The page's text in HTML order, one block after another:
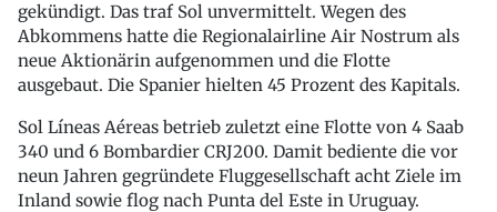
gekündigt. Das traf Sol unvermittelt. Wegen des
Abkommens hatte die Regionalairline Air Nostrum als
neue Aktionärin aufgenommen und die Flotte
ausgebaut. Die Spanier hielten 45 Prozent des Kapitals.
Sol Líneas Aéreas betrieb zuletzt eine Flotte von 4 Saab
340 und 6 Bombardier CRJ200. Damit bediente die vor
neun Jahren gegründete Fluggesellschaft acht Ziele im
Inland sowie flog nach Punta del Este in Uruguay.